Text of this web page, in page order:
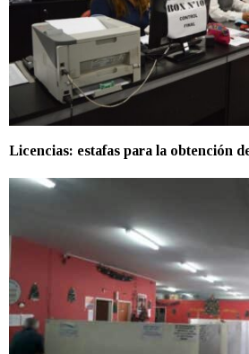
Licencias: estafas para la obtención